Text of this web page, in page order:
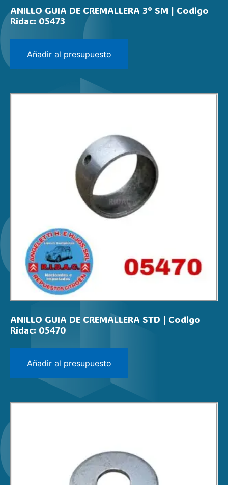
ANILLO GUIA DE CREMALLERA 3° SM | Codigo
Ridac: 05473
Añadir al presupuesto
ANILLO GUIA DE CREMALLERA STD | Codigo
Ridac: 05470
Añadir al presupuesto